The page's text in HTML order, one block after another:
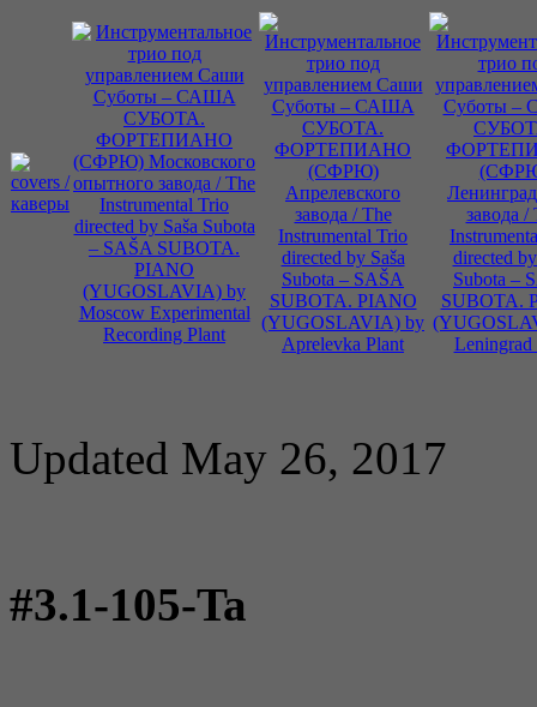
Updated May 26, 2017
#3.1-105-Ta